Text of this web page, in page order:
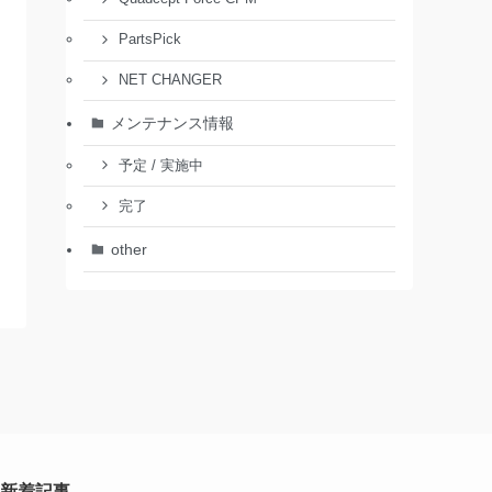
PartsPick
NET CHANGER
メンテナンス情報
予定 / 実施中
完了
other